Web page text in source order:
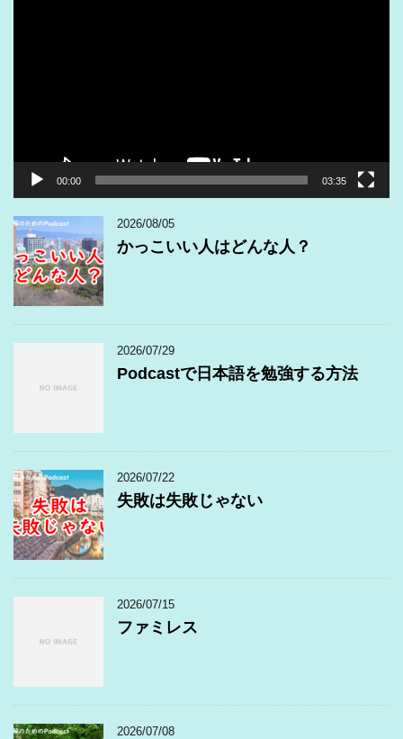
00:00 03:35
2026/08/05
かっこいい人はどんな人？
2026/07/29
Podcastで日本語を勉強する方法
2026/07/22
失敗は失敗じゃない
2026/07/15
ファミレス
2026/07/08